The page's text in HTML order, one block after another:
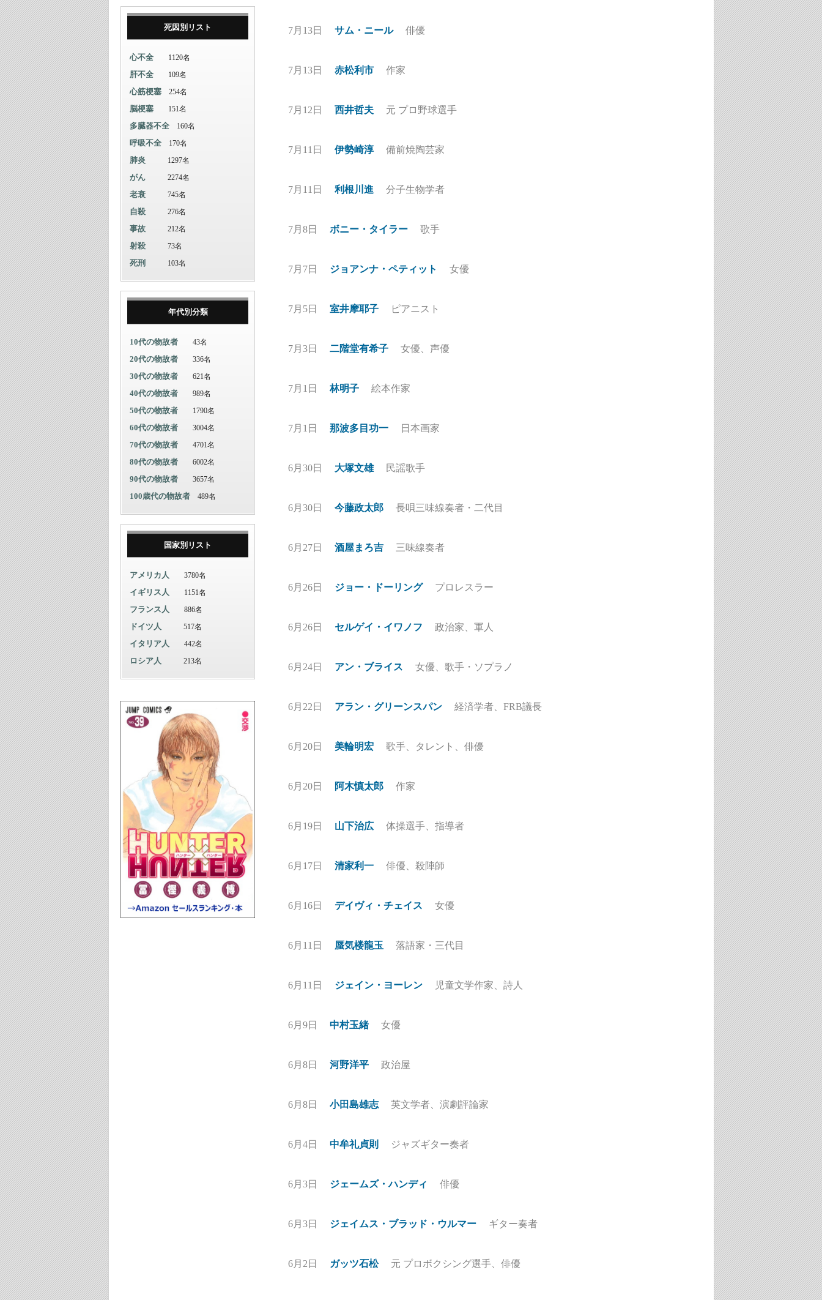
7月13日 サム・ニール 俳優
7月13日 赤松利市 作家
7月12日 西井哲夫 元 プロ野球選手
7月11日 伊勢崎淳 備前焼陶芸家
7月11日 利根川進 分子生物学者
7月8日 ボニー・タイラー 歌手
7月7日 ジョアンナ・ペティット 女優
7月5日 室井摩耶子 ピアニスト
7月3日 二階堂有希子 女優、声優
7月1日 林明子 絵本作家
7月1日 那波多目功一 日本画家
6月30日 大塚文雄 民謡歌手
6月30日 今藤政太郎 長唄三味線奏者・二代目
6月27日 酒屋まろ吉 三味線奏者
6月26日 ジョー・ドーリング プロレスラー
6月26日 セルゲイ・イワノフ 政治家、軍人
6月24日 アン・ブライス 女優、歌手・ソプラノ
6月22日 アラン・グリーンスパン 経済学者、FRB議長
6月20日 美輪明宏 歌手、タレント、俳優
6月20日 阿木慎太郎 作家
6月19日 山下治広 体操選手、指導者
6月17日 清家利一 俳優、殺陣師
6月16日 デイヴィ・チェイス 女優
6月11日 蜃気楼龍玉 落語家・三代目
6月11日 ジェイン・ヨーレン 児童文学作家、詩人
6月9日 中村玉緒 女優
6月8日 河野洋平 政治屋
6月8日 小田島雄志 英文学者、演劇評論家
6月4日 中牟礼貞則 ジャズギター奏者
6月3日 ジェームズ・ハンディ 俳優
6月3日 ジェイムス・ブラッド・ウルマー ギター奏者
6月2日 ガッツ石松 元 プロボクシング選手、俳優
死因別リスト
心不全 1120名
肝不全 109名
心筋梗塞 254名
脳梗塞 151名
多臓器不全 160名
呼吸不全 170名
肺炎 1297名
がん 2274名
老衰 745名
自殺 276名
事故 212名
射殺 73名
死刑 103名
年代別分類
10代の物故者 43名
20代の物故者 336名
30代の物故者 621名
40代の物故者 989名
50代の物故者 1790名
60代の物故者 3004名
70代の物故者 4701名
80代の物故者 6002名
90代の物故者 3657名
100歳代の物故者 489名
国家別リスト
アメリカ人 3780名
イギリス人 1151名
フランス人 886名
ドイツ人 517名
イタリア人 442名
ロシア人 213名